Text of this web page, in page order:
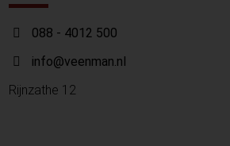
088 - 4012 500
info@veenman.nl
Rijnzathe 12